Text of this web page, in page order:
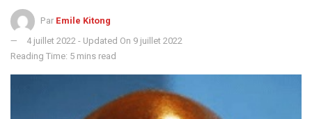
Par Emile Kitong
4 juillet 2022 - Updated On 9 juillet 2022
Reading Time: 5 mins read